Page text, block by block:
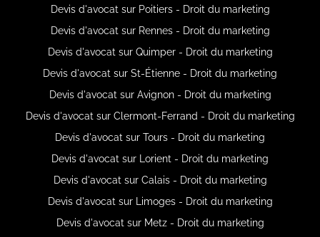
Devis d'avocat sur Poitiers - Droit du marketing
Devis d'avocat sur Rennes - Droit du marketing
Devis d'avocat sur Quimper - Droit du marketing
Devis d'avocat sur St-Étienne - Droit du marketing
Devis d'avocat sur Avignon - Droit du marketing
Devis d'avocat sur Clermont-Ferrand - Droit du marketing
Devis d'avocat sur Tours - Droit du marketing
Devis d'avocat sur Lorient - Droit du marketing
Devis d'avocat sur Calais - Droit du marketing
Devis d'avocat sur Limoges - Droit du marketing
Devis d'avocat sur Metz - Droit du marketing